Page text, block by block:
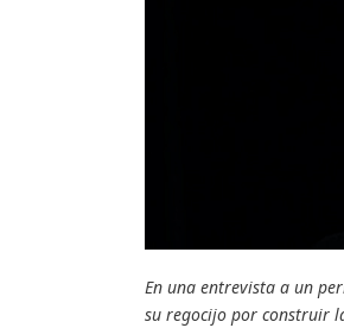
En una entrevista a un
su regocijo por construir